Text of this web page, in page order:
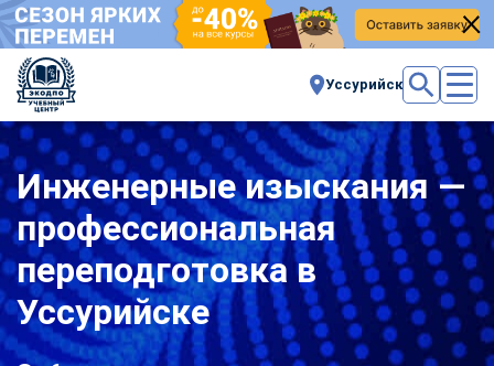
Уссурийск
Инженерные изыскания —
профессиональная
переподготовка в
Уссурийске